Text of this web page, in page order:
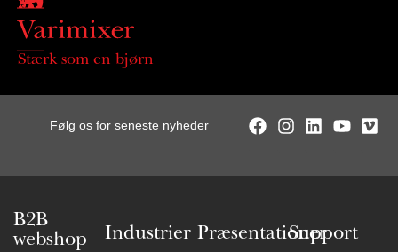
Stærk som en bjørn
Følg os for seneste nyheder
B2B
webshop
Industrier Præsentationer
Support